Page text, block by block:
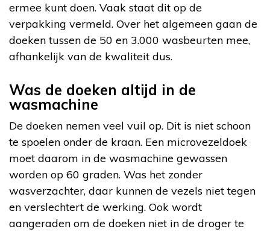
ermee kunt doen. Vaak staat dit op de
verpakking vermeld. Over het algemeen gaan de
doeken tussen de 50 en 3.000 wasbeurten mee,
afhankelijk van de kwaliteit dus.
Was de doeken altijd in de
wasmachine
De doeken nemen veel vuil op. Dit is niet schoon
te spoelen onder de kraan. Een microvezeldoek
moet daarom in de wasmachine gewassen
worden op 60 graden. Was het zonder
wasverzachter, daar kunnen de vezels niet tegen
en verslechtert de werking. Ook wordt
aangeraden om de doeken niet in de droger te